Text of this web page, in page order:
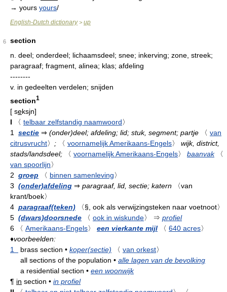
→ yours yours/
English-Dutch dictionary> up
6
section
n. deel; onderdeel; lichaamsdeel; snee; inkerving; zone, streek;
paragraaf; fragment, alinea; klas; afdeling
--------
v. in gedeelten verdelen; snijden
section1
[ seksjn]
I
〈 telbaar zelfstandig naamwoord〉
1
sectie ⇒ (onder)deel; afdeling; lid; stuk, segment; partje 〈 van
citrusvrucht〉 ; 〈 voornamelijk Amerikaans-Engels〉
wijk, district,
stads/landsdeel;
〈 voornamelijk Amerikaans-Engels〉 baanvak
〈
van spoorlijn〉
2 groep 〈 binnen samenleving〉
3 (onder)afdeling ⇒ paragraaf, lid, sectie; katern
〈van
krant/boek〉
4 paragraaf(teken)
〈§, ook als verwijzingsteken naar voetnoot〉
5 (dwars)doorsnede 〈 ook in wiskunde〉 ⇒ profiel
6
〈 Amerikaans-Engels〉 een vierkante mijl 〈 640 acres〉
♦voorbeelden:
1
brass section • koper(sectie) 〈 van orkest〉
all sections of the population • alle lagen van de bevolking
a residential section • een woonwijk
¶ in section • in profiel